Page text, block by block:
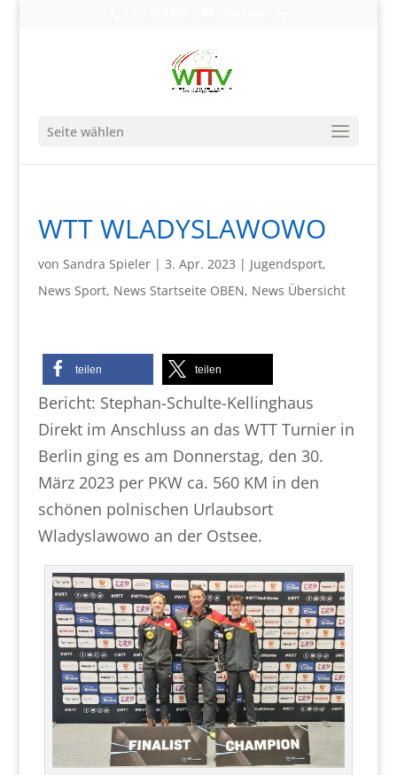
Seite wählen
WTT WLADYSLAWOWO
von Sandra Spieler| 3. Apr. 2023 | Jugendsport,
News Sport, News Startseite OBEN, News Übersicht
teilen teilen
Bericht: Stephan-Schulte-Kellinghaus
Direkt im Anschluss an das WTT Turnier in
Berlin ging es am Donnerstag, den 30.
März 2023 per PKW ca. 560 KM in den
schönen polnischen Urlaubsort
Wladyslawowo an der Ostsee.